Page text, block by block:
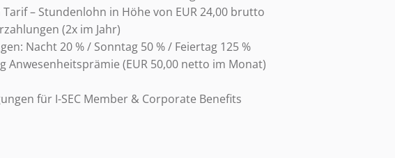
– Stundenlohn in Höhe von EUR 24,00 brutto
(2x im Jahr)
Nacht 20 % / Sonntag 50 % / Feiertag 125 %
Anwesenheitsprämie (EUR 50,00 netto im Monat)
für I-SEC Member & Corporate Benefits